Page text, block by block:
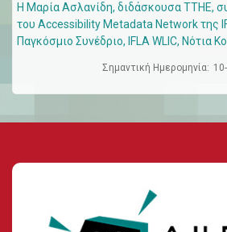
Η Μαρία Ασλανίδη, διδάσκουσα ΤΤΗΕ,
του Accessibility Metadata Network της
Παγκόσμιο Συνέδριο, IFLA WLIC, Νότια
Σημαντική Ημερομηνία: